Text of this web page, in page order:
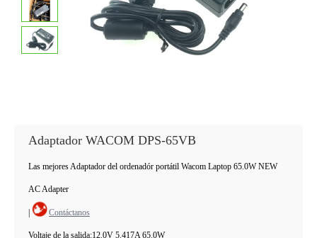
Adaptador WACOM DPS-65VB
Las mejores Adaptador del ordenadór portátil Wacom Laptop 65.0W NEW
AC Adapter
Contáctanos
Voltaje de la salida:12.0V 5.417A 65.0W